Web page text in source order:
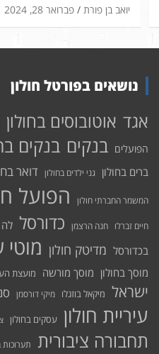
פברואר 28, 2024 יואב בן פורת
נושאים בפורטל חולון
אגד אוטובוסים בחולון
הפועלים בנקים בנקים
ברים בחולון גני ילדים בחולון דואר
המשמר החברתי חולון הפועל
חיים זברלו חנה הרצמן כדורסל
בכדורסל מדיטק חולון מוטי
מוסך בחולון מוסך מורשה מועצת
ישראל מיקאל בוזגלו מיקי דורסמן
עיריית חולון עסקים בחולון
תחבורה ציבורית תערוכות